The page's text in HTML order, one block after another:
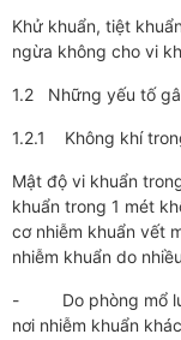
Khử khuẩn, tiệt
ngừa không cho vi
1.2 Những yếu tố
1.2.1 Không khí
Mật độ vi khuẩn
khuẩn trong 1 mét
cơ nhiễm khuẩn vết
nhiễm khuẩn do
- Do phòng mổ lưu
nơi nhiễm khuẩn